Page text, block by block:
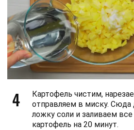
4
Картофель чистим,
отправляем в миску. Сюда
ложку соли и заливаем
картофель на 20 минут.